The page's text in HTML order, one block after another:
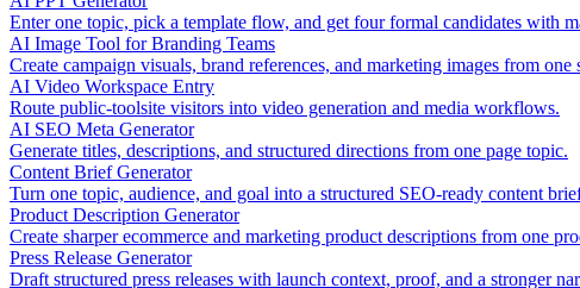
Enter one topic, pick a template flow, and get four formal candidates with
AI Image Tool for Branding Teams
Create campaign visuals, brand references, and marketing images from one
AI Video Workspace Entry
Route public-toolsite visitors into video generation and media workflows.
AI SEO Meta Generator
Generate titles, descriptions, and structured directions from one page topic.
Content Brief Generator
Turn one topic, audience, and goal into a structured SEO-ready content
Product Description Generator
Create sharper ecommerce and marketing product descriptions from one
Press Release Generator
Draft structured press releases with launch context, proof, and a stronger